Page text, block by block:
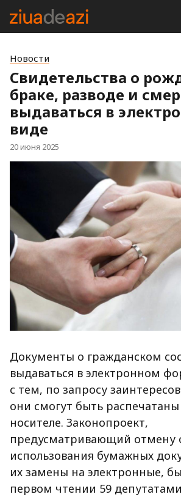
Новости
Свидетельства о
браке, разводе и
выдаваться в
виде
20 июня 2025
Документы о гражданском
выдаваться в электронном
с тем, по запросу
они смогут быть
носителе. Законопроект,
предусматривающий отмену
использования бумажных
их замены на электронные,
первом чтении 59